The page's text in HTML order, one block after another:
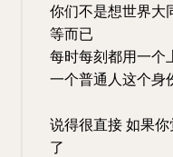
你们不是想世界大
等而已
每时每刻都用一个
一个普通人这个身
说得很直接 如果
了